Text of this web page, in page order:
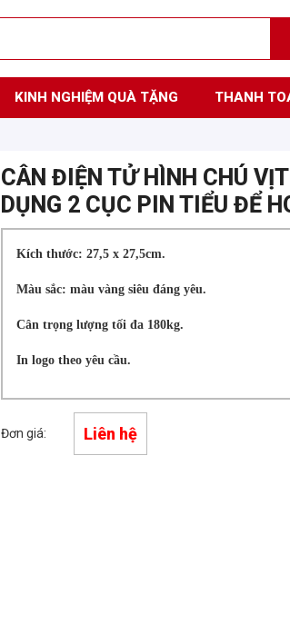
KINH NGHIỆM QUÀ TẶNG THANH
CÂN ĐIỆN TỬ HÌNH CHÚ
DỤNG 2 CỤC PIN TIỂU ĐỂ
Kích thước: 27,5 x 27,5cm.
Màu sắc: màu vàng siêu đáng yêu.
Cân trọng lượng tối đa 180kg.
In logo theo yêu cầu.
Đơn giá: Liên hệ